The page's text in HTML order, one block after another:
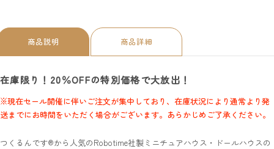
商品説明 商品詳細
在庫限り！20％OFFの特別価格で大放出！
※現在セール開催に伴いご注文が集中しており、在庫状況により通常より発
送までにお時間をいただく場合がございます。あらかじめご了承ください。
つくるんです®から人気のRobotime社製ミニチュアハウス・ドールハウスの